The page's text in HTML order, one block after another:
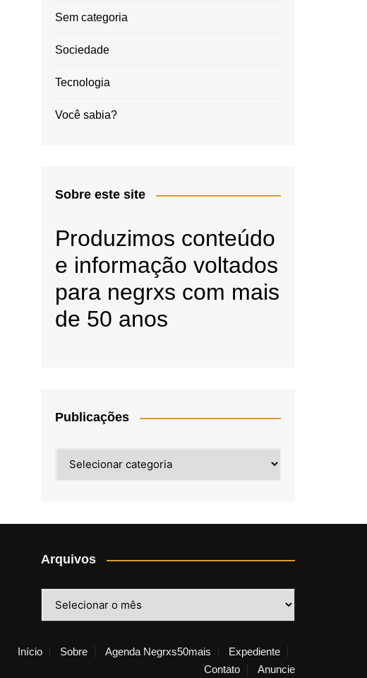
Sem categoria
Sociedade
Tecnologia
Você sabia?
Sobre este site
Produzimos conteúdo
e informação voltados
para negrxs com mais
de 50 anos
Publicações
Arquivos
Início Sobre Agenda Negrxs50mais
Expediente
Contato
Anuncie